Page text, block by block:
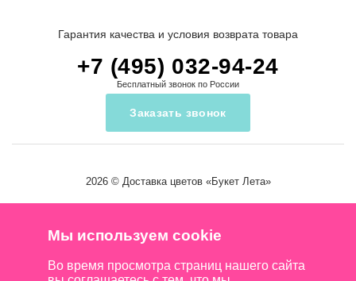
Гарантия качества и условия возврата товара
+7 (495) 032-94-24
Бесплатный звонок по России
Заказать звонок
2026 © Доставка цветов«Букет Лета»
Мы используем cookie
Во время просмотра страниц нашего сайта